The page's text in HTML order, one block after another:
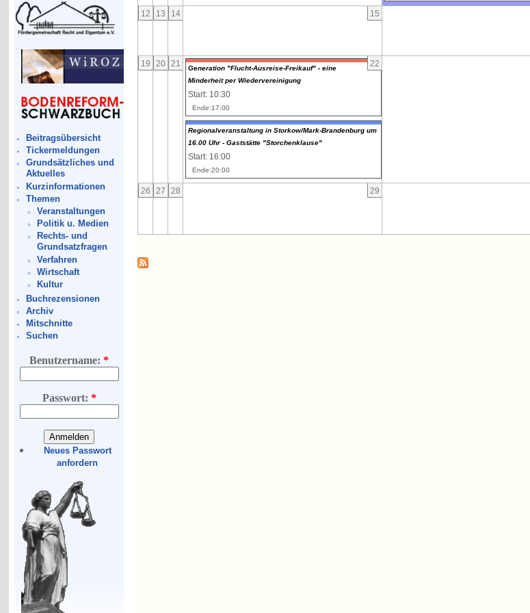
Beitragsübersicht
Tickermeldungen
Grundsätzliches und
Aktuelles
Kurzinformationen
Themen
Veranstaltungen
Politik u. Medien
Rechts- und
Grundsatzfragen
Verfahren
Wirtschaft
Kultur
Buchrezensionen
Archiv
Mitschnitte
Suchen
Benutzername:*
Passwort: *
Neues Passwort
anfordern
12 13 14 15
19 20 21 22
Generation "Flucht-Ausreise-Freikauf" - eine
Minderheit per Wiedervereinigung
Start: 10:30
Ende:17:00
Regionalveranstaltung in Storkow/Mark-Brandenburg um
16.00 Uhr - Gaststätte "Storchenklause"
Start: 16:00
Ende:20:00
26 27 28 29